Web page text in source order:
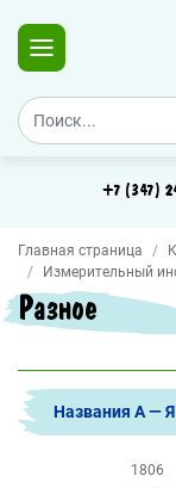
+7 (347)
Главная страница
Измерительный
Разное
Названия А — Я
1806